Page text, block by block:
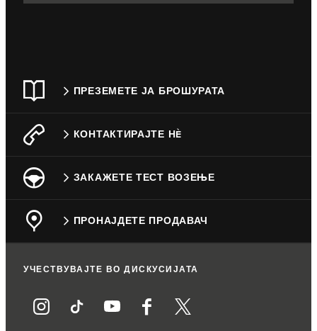
ПРЕЗЕМЕТЕ ЈА БРОШУРАТА
КОНТАКТИРАЈТЕ НÈ
ЗАКАЖЕТЕ ТЕСТ ВОЗЕЊЕ
ПРОНАЈДЕТЕ ПРОДАВАЧ
УЧЕСТВУВАЈТЕ ВО ДИСКУСИЈАТА